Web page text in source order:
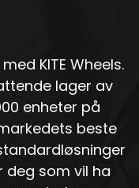
KITE Wheels.
lager av
enheter på
beste
deg som vil ha